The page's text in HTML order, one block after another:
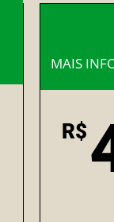
MAIS
R$